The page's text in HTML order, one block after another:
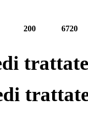
200 6720